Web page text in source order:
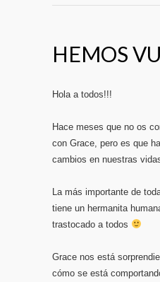
HEMOS
Hola a todos!!!
Hace meses que no os
con Grace, pero es que
cambios en nuestras
La más importante de
tiene un hermanita
trastocado a todos
Grace nos está
cómo se está